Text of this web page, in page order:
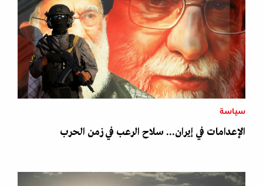
سياسة
الإعدامات في إيران... سلاح الرعب في زمن الحرب